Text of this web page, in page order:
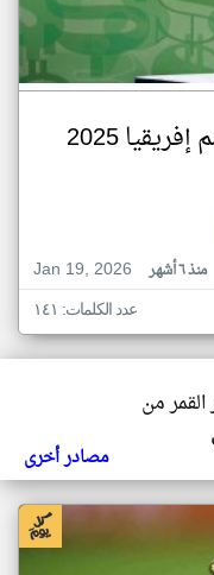
2025
Jan 19, 2026
منذ ٦ أشهر
عدد الكلمات: ١٤١
من
مصادر أخرى